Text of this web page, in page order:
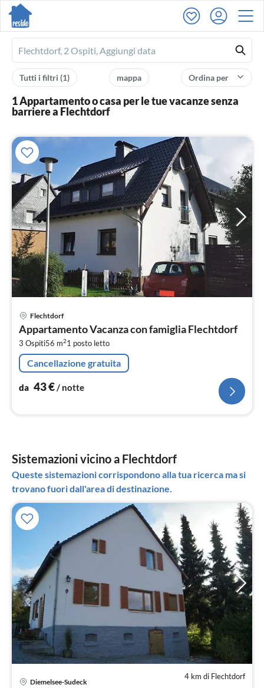
Ferienhausmiete
logo
Ordina per
mappa
Tutti i filtri (1)
1 Appartamento o casa per le tue vacanze senza
barriere a Flechtdorf
Flechtdorf
Appartamento Vacanza con famiglia Flechtdorf
3 Ospiti56 m21 posto letto
Cancellazione gratuita
da 43€/ notte
Sistemazioni vicino a Flechtdorf
Queste sistemazioni corrispondono alla tua ricerca ma si
trovano fuori dall'area di destinazione.
4 km di Flechtdorf
Diemelsee-Sudeck